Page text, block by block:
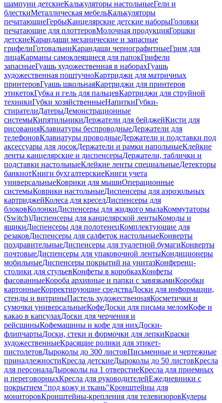
шампуни детскиеКалькуляторы настольныеГели и
блесткиМеталлическая мебельКалькуляторы
печатающиеГербыКанцелярские детские наборыГоловки
печатающие для плоттеровМолочная продукцияГоршки
детскиеКарандаши механические и запасные
грифелиГотовальниКарандаши чернографитныеГрим для
лицаКарманы самоклеящиеся для папокГрифели
запасныеГуашь художественная в наборахГуашь
художественная поштучноКартриджи для матричных
принтеровГуашь школьнаяКартриджи для принтеров
этикетокГубка и гель для пальцевКартриджи для струйной
техникиГубки хозяйственныеНапиткиГубки-
стирателиДатерыДемонстрационные
системыКипятильникиДержатели для бейджейКисти для
рисованияКлавиатуры беспроводныеДержатели для
телефоновКлавиатуры проводныеДержатели и подставки под
аксессуары для досокДержатели и рамки напольныеКлейкие
ленты канцелярские и диспенсерыДержатели, таблички и
подставки настольныеКлейкие ленты специальныеДетекторы
банкнотКниги бухгалтерскиеКниги учета
универсальныеКоврики для мышиОперационные
системыКоврики настольныеДиспенсеры для аэрозольных
картриджейКолеса для креселДиспенсеры для
блоковКолонкиДиспенсеры для жидкого мылаКоммутаторы
(Switch)Диспенсеры для канцелярской лентыКомоды и
ящикиДиспенсеры для полотенецКомплектующие для
резаковДиспенсеры для салфеток настольныеКонверты
поздравительныеДиспенсеры для туалетной бумагиКонверты
почтовыеДиспенсеры для упаковочной лентыКондиционеры
мобильныеДиспенсеры покрытий на унитазКонференц-
столики для стульевКонфеты в коробкахКонфеты
фасованныеКороба архивные и папки с завязкамиКоробки
картонныеКорректирующие средстваДоски для информации,
стенды и витриныПастель художественнаяКосметички и
сумочки универсальныеКофеДоски для письма меломКофе и
какао в капсулахДоски для черчения и
рейсшиныКофемашины и кофе для нихДоски-
флипчартыДоски, стеки и формочки для лепкиКраски
художественныеКрасящие ролики для этикет-
пистолетовДыроколы до 300 листовПисьменные и чертежные
принадлежностиКресла детскиеДыроколы до 50 листовКресла
для персоналаДыроколы на 1 отверстиеКресла для приемных
и переговорныхКресла для руководителейЕжедневники с
покрытием "под кожу и ткань"Кронштейны для
мониторовКронштейны-крепления для телевизоровКулеры